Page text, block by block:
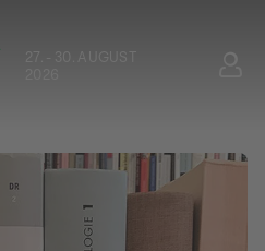
27. - 30. AUGUST